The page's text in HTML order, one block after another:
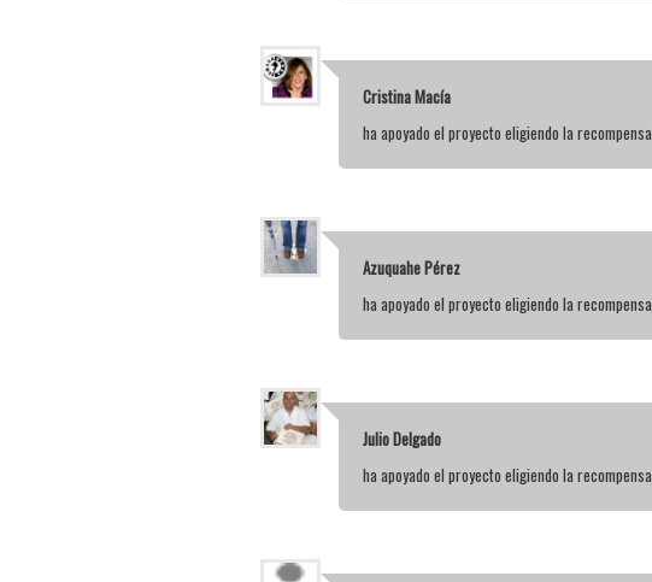
Cristina Macía
ha apoyado el proyecto eligiendo la recompensa
Azuquahe Pérez
ha apoyado el proyecto eligiendo la recompensa
Julio Delgado
ha apoyado el proyecto eligiendo la recompensa